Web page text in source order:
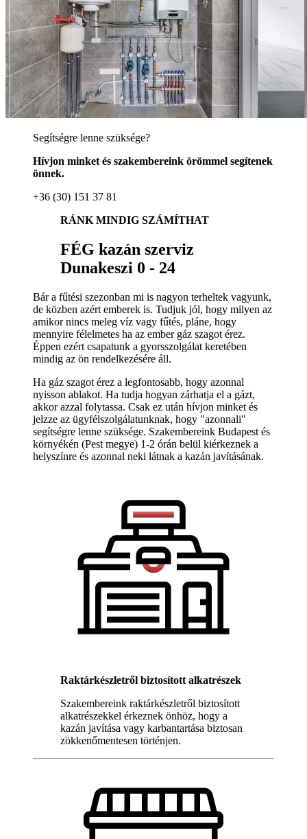
Segítségre lenne szüksége?
Hívjon minket és szakembereink örömmel segítenek
önnek.
+36 (30) 151 37 81
RÁNK MINDIG SZÁMÍTHAT
FÉG kazán szerviz
Dunakeszi 0 - 24
Bár a fűtési szezonban mi is nagyon terheltek vagyunk,
de közben azért emberek is. Tudjuk jól, hogy milyen az
amikor nincs meleg víz vagy fűtés, pláne, hogy
mennyire félelmetes ha az ember gáz szagot érez.
Éppen ezért csapatunk a gyorsszolgálat keretében
mindig az ön rendelkezésére áll.
Ha gáz szagot érez a legfontosabb, hogy azonnal
nyisson ablakot. Ha tudja hogyan zárhatja el a gázt,
akkor azzal folytassa. Csak ez után hívjon minket és
jelzze az ügyfélszolgálatunknak, hogy "azonnali"
segítségre lenne szüksége. Szakembereink Budapest és
környékén (Pest megye) 1-2 órán belül kiérkeznek a
helyszínre és azonnal neki látnak a kazán javításának.
Raktárkészletről biztosított alkatrészek
Szakembereink raktárkészletről biztosított
alkatrészekkel érkeznek önhöz, hogy a
kazán javítása vagy karbantartása biztosan
zökkenőmentesen történjen.